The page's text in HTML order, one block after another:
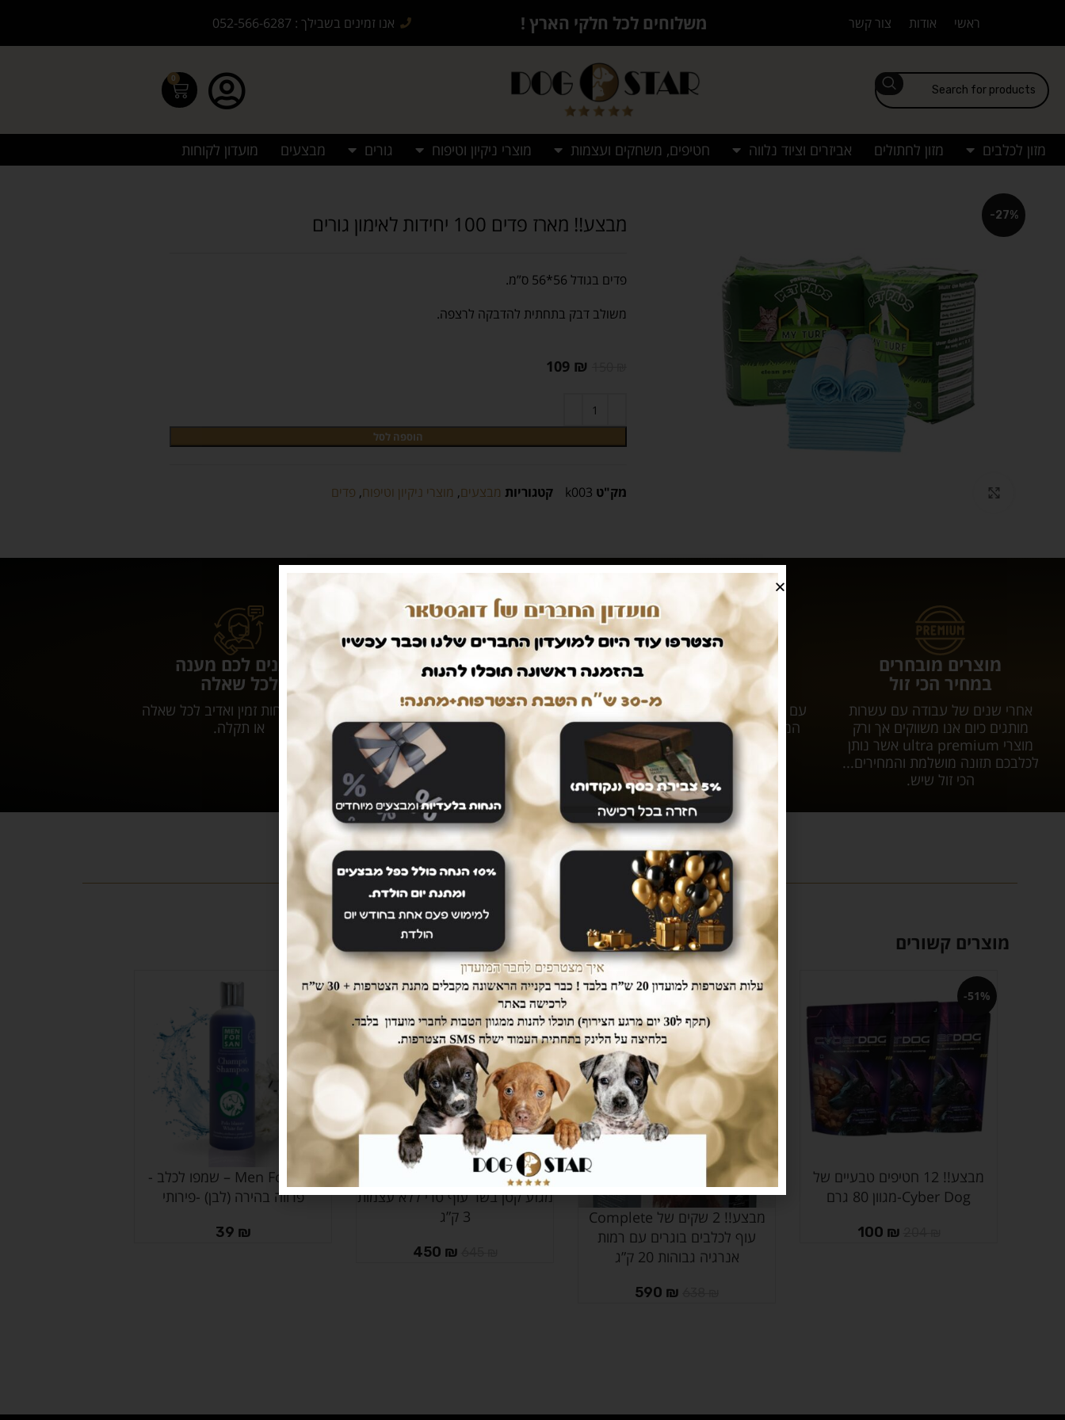
ראשי אודות צור קשר משלוחים לכל חלקי הארץ ! אנו זמינים בשבילך : 052-566-6287
0
מזון לכלבים מזון לחתולים אביזרים וציוד נלווה חטיפים, משחקים ועצמות מוצרי ניקיון וטיפוח גורים מבצעים מועדון לקוחות
-27% מבצע!! מארז פדים 100 יחידות לאימון גורים
פדים בגודל 56*56 ס”מ.
משולב דבק בתחתית להדבקה לרצפה.
109 ₪
הוספה לסל
מק"ט k003 קטגוריות מבצעים, מוצרי ניקיון וטיפוח, פדים
מוצרים מובחרים
במחיר הכי זול
אחרי שנים של עבודה עם עשרות
מותגים כיום אנו משווקים אך ורק
מוצרי ultra premium אשר נותן
לכלבכם תזונה מושלמת והמחירים...
הכי זול שיש.
עושים לכם חיים קלים
המשלוחים עלינו
עם dogstar אין צורך לצאת מהבית.
המשלוח יגיע אליכם עד הבית ללא
עלות נוספת.
דואגים לבטחון שלכם
רכישה בטוחה
ממשק הזמנות מאובטח ונגיש אשר
יחסוך לכם זמן יקר בהזמנת המוצרים.
נותנים לכם מענה
לכל שאלה
שירות לקוחות זמין ואדיב לכל שאלה
או תקלה.
מוצרים נוספים
מוצרים קשורים
-51%
הוספה לסל
מבצע!! 12 חטיפים טבעיים של
Cyber Dog-מגוון 80 גרם
100 ₪
הוספה לסל
מבצע!! 2 שקים של Complete
עוף לכלבים בוגרים עם רמות
אנרגיה גבוהות 20 ק”ג
590 ₪
-30%
הוספה לסל מבצע!! 5 שקים של סטיספקשן גור
מגזע קטן בשר עוף טרי ללא עצמות
3 ק”ג
450 ₪
SOLD
OUT
מידע נוסף
Men For San – שמפו לכלב -
פרווה בהירה (לבן) -פירותי
39 ₪